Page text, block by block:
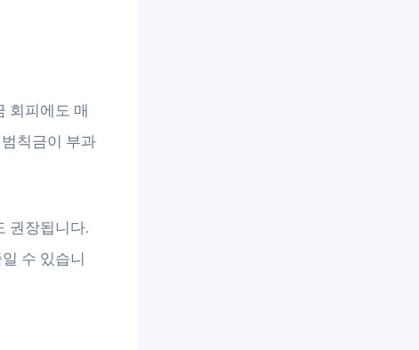
회피에도 매
칙금이 부과
권장됩니다.
수 있습니